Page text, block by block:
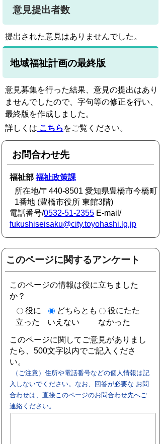
意見提出者数
提出された意見はありませんでした。
地域福祉計画の最終版
意見募集を行った結果、意見の提出はあり
ませんでしたので、字句等の修正を行い、
最終版を作成しました。
詳しくは こちら をご覧ください。
お問合わせ先
福祉部福祉政策課
所在地/〒440-8501 愛知県豊橋市今橋町
1番地 (豊橋市役所 東館3階)
電話番号/0532-51-2355 E-mail/
fukushiseisaku@city.toyohashi.lg.jp
このページに関するアンケート
このページの情報は役に立ちました
か？
役に
立った
どちらとも
いえない
役にたた
なかった
このページに関してご意見がありまし
たら、500文字以内でご記入くださ
い。
（ご注意）住所や電話番号などの個人情報は記
入しないでください。なお、回答が必要な お問
合わせは、直接このページのお問合わせ先へご
連絡ください。